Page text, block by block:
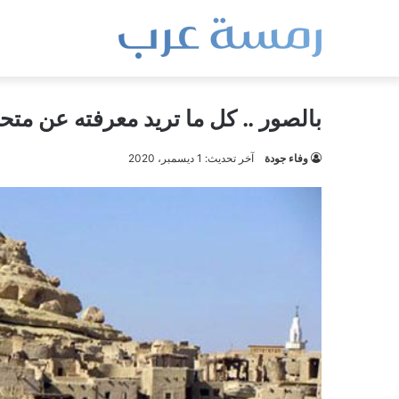
بالصور .. كل ما تريد معرفته عن
وفاء جودة آخر تحديث: 1 ديسمبر، 2020